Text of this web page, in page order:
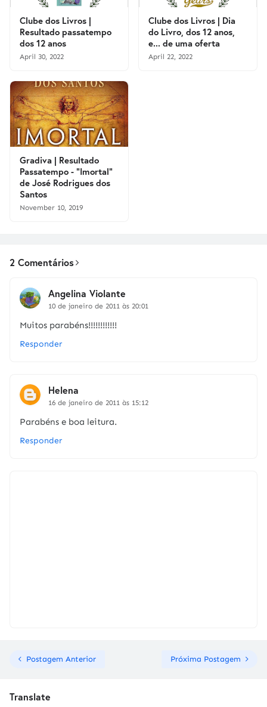
Clube dos Livros |
Resultado passatempo
dos 12 anos
April 30, 2022
Clube dos Livros | Dia
do Livro, dos 12 anos,
e... de uma oferta
April 22, 2022
Gradiva | Resultado
Passatempo - "Imortal"
de José Rodrigues dos
Santos
November 10, 2019
2 Comentários
Angelina Violante
10 de janeiro de 2011 às 20:01
Muitos parabéns!!!!!!!!!!!!
Responder
Helena
16 de janeiro de 2011 às 15:12
Parabéns e boa leitura.
Responder
Postagem Anterior Próxima Postagem
Translate